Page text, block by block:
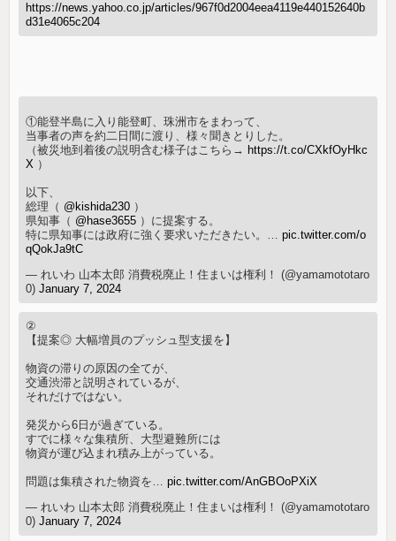
https://news.yahoo.co.jp/articles/967f0d2004eea4119e440152640b
d31e4065c204
①能登半島に入り能登町、珠洲市をまわって、
当事者の声を約二日間に渡り、様々聞きとりした。
（被災地到着後の説明含む様子はこちら→ https://t.co/CXkfOyHkc
X ）
以下、
総理（ @kishida230 ）
県知事（ @hase3655 ）に提案する。
特に県知事には政府に強く要求いただきたい。…pic.twitter.com/o
qQokJa9tC
— れいわ 山本太郎 消費税廃止！住まいは権利！ (@yamamototaro
0)January 7, 2024
②
【提案◎ 大幅増員のプッシュ型支援を】
物資の滞りの原因の全てが、
交通渋滞と説明されているが、
それだけではない。
発災から6日が過ぎている。
すでに様々な集積所、大型避難所には
物資が運び込まれ積み上がっている。
問題は集積された物資を…pic.twitter.com/AnGBOoPXiX
— れいわ 山本太郎 消費税廃止！住まいは権利！ (@yamamototaro
0)January 7, 2024